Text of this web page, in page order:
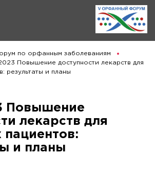
по орфанным заболеваниям
Повышение доступности лекарств для
результаты и планы
Повышение
лекарств для
и планы